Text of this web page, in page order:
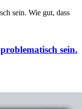
sein. Wie gut, dass
sein.